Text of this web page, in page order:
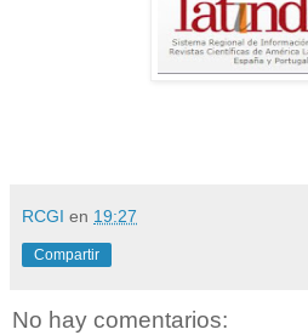
RCGI en 19:27
Compartir
No hay comentarios: